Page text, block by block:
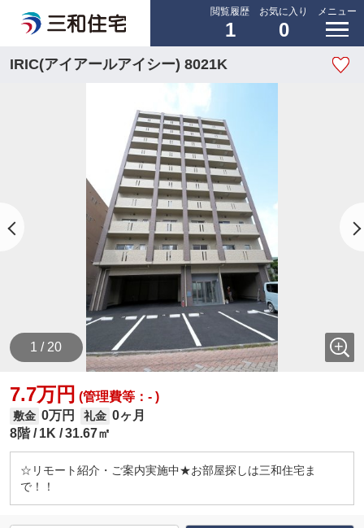
閲覧履歴
1
お気に入り
0
メニュー
IRIC(アイアールアイシー) 8021K
1 / 20
7.7万円 (管理費等：- )
敷金 0万円 礼金 0ヶ月
8階
1K 31.67㎡
☆リモート紹介・ご案内実施中★お部屋探しは三和住宅ま
で！！